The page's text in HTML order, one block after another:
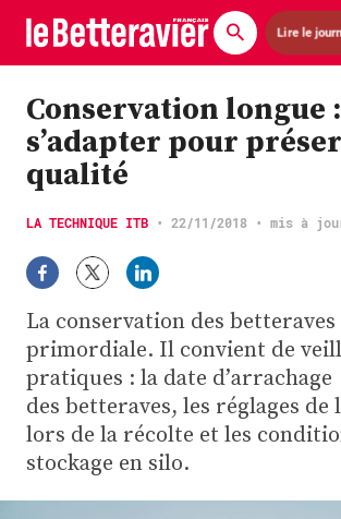
Lire le
Actualités
Économie
Agronomie
Matériels
La technique ITB
Pommes de terre
Guides pratiques
Chasse
Plus
Conservation longue :
s’adapter pour
qualité
LA TECHNIQUE ITB • 22/11/2018 • mis à
La conservation des
primordiale. Il convient de
pratiques : la date d’arrachage
des betteraves, les réglages de
lors de la récolte et les
stockage en silo.